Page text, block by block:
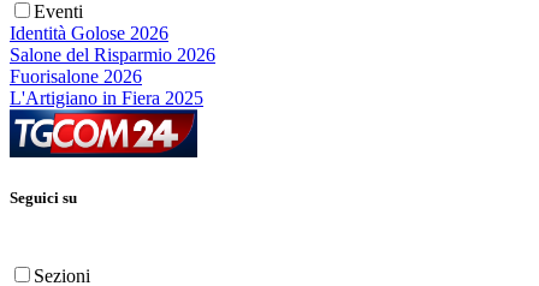
Eventi
Identità Golose 2026
Salone del Risparmio 2026
Fuorisalone 2026
L'Artigiano in Fiera 2025
Seguici su
Sezioni